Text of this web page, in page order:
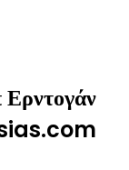
Ερντογάν